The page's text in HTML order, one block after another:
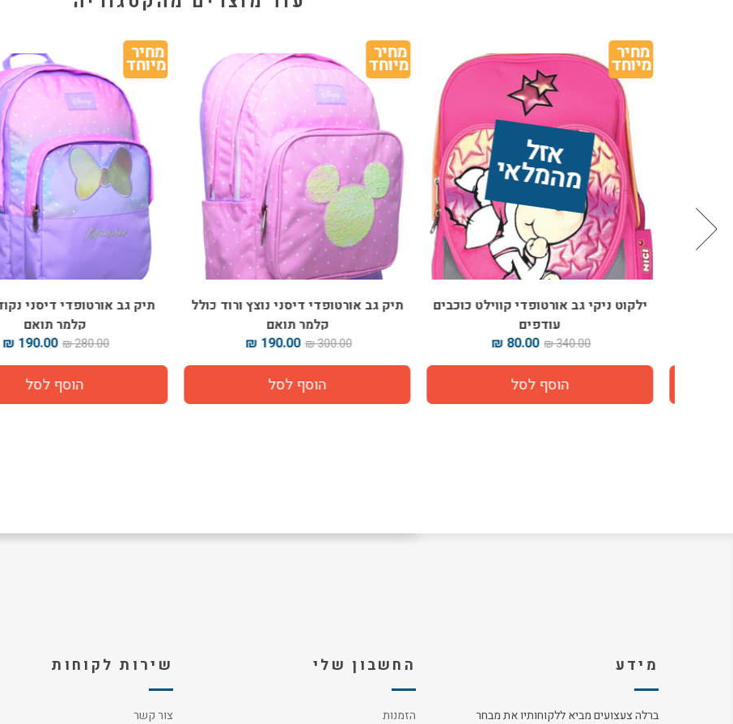
מחיר
מיוחד
אז
ל
מ
ה
מ
ל
אי
ילקוט ניקי גב אורטופדי קווילט כוכבים
עודפים
340.00 ₪
80.00 ₪
מחיר
מיוחד
תיק גב אורטופדי דיסני נוצץ ורוד כולל
קלמר תואם
300.00 ₪
190.00 ₪
מחיר
מיוחד
תיק גב אורטופדי דיסני
קלמר תואם
280.00 ₪
190.00 ₪
מידע
ברלה צעצועים מביא ללקוחותיו את מבחר
החשבון שלי
הזמנות
שירות לקוחות
צור קשר